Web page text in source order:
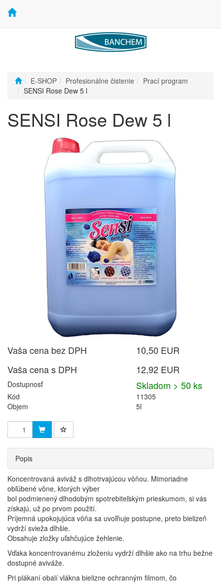
E-SHOP Profesionálne čistenie
Prací program
SENSI Rose Dew 5 l
SENSI Rose Dew 5 l
Vaša cena bez DPH
10,50 EUR
Vaša cena s DPH
12,92 EUR
Dostupnosť Skladom > 50 ks
Kód
11305
Objem
5l
Popis
Koncentrovaná aviváž s dlhotrvajúcou vôňou. Mimoriadne
obľúbené vône, ktorých výber
bol podmienený dlhodobým spotrebiteľským prieskumom, si vás
získajú, už po prvom použití.
Príjemná upokojujúca vôňa sa uvoľňuje postupne, preto bielizeň
vydrží svieža dlhšie.
Obsahuje zložky uľahčujúce žehlenie.
Vďaka koncentrovanému zloženiu vydrží dlhšie ako na trhu bežne
dostupné aviváže.
Pri plákaní obalí vlákna bielizne ochranným filmom, čo